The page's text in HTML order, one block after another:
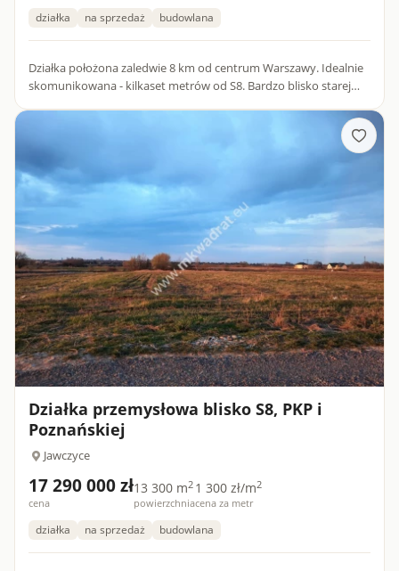
działka na sprzedaż budowlana
Działka położona zaledwie 8 km od centrum Warszawy. Idealnie
skomunikowana - kilkaset metrów od S8. Bardzo blisko starej
Działka przemysłowa blisko S8, PKP i
Poznańskiej
Jawczyce
17 290 000 zł
cena
13 300 m2
powierzchnia
1 300 zł/m2
cena za metr
działka na sprzedaż budowlana